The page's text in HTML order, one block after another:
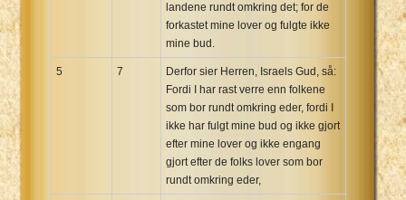
landene rundt omkring det; for de
forkastet mine lover og fulgte ikke
mine bud.
5 7
Derfor sier Herren, Israels Gud, så:
Fordi I har rast verre enn folkene
som bor rundt omkring eder, fordi I
ikke har fulgt mine bud og ikke gjort
efter mine lover og ikke engang
gjort efter de folks lover som bor
rundt omkring eder,